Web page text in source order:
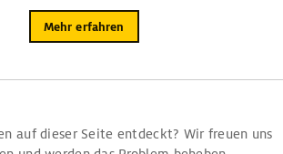
Mehr erfahren
auf dieser Seite entdeckt? Wir freuen uns